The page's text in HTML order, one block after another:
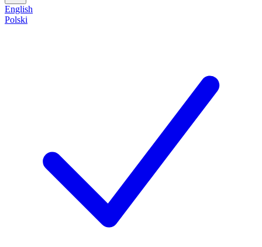
English
Polski